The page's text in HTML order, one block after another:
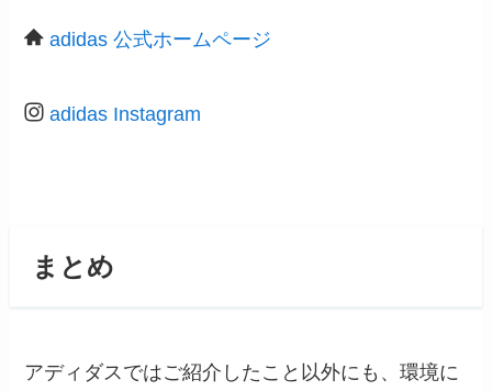
adidas 公式ホームページ
adidas Instagram
まとめ
アディダスではご紹介したこと以外にも、環境に